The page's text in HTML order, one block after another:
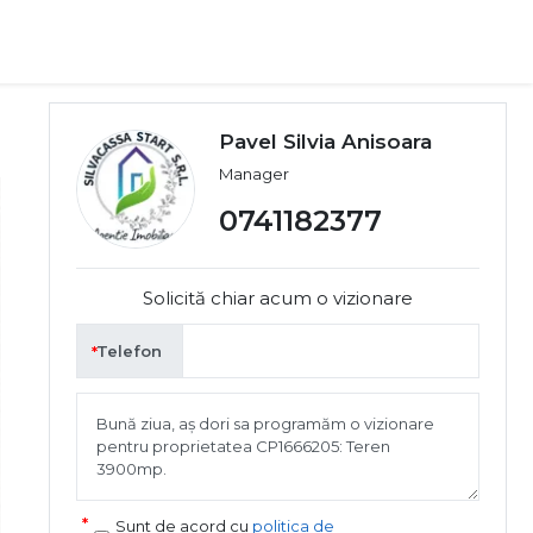
Pavel Silvia Anisoara
Manager
0741182377
Solicită chiar acum o vizionare
Telefon
Sunt de acord cu politica de